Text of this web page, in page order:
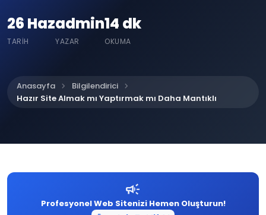
26 Haz
TARIH
admin
YAZAR
14 dk
OKUMA
Anasayfa chevron_right Bilgilendirici chevron_right
Hazır Site Almak mı Yaptırmak mı Daha Mantıklı
campaign
Profesyonel Web Sitenizi Hemen Oluşturun!